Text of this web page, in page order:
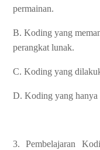
permainan.
B. Koding yang
perangkat lunak.
C. Koding yang
D. Koding yang hanya
3. Pembelajaran